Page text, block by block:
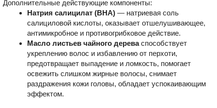
Дополнительные действующие компоненты:
Натрия салицилат (BHA) — натриевая соль
салициловой кислоты, оказывает отшелушивающее,
антимикробное и противогрибковое действие.
Масло листьев чайного дереваспособствует
укреплению волос и избавлению от перхоти,
предотвращает выпадение и ломкость, помогает
освежить слишком жирные волосы, снимает
раздражения кожи головы, обладает успокаивающим
эффектом.